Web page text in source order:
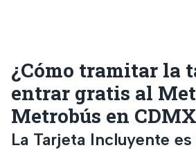
¿Cómo tramitar la
entrar gratis al
Metrobús en
La Tarjeta Incluyente es